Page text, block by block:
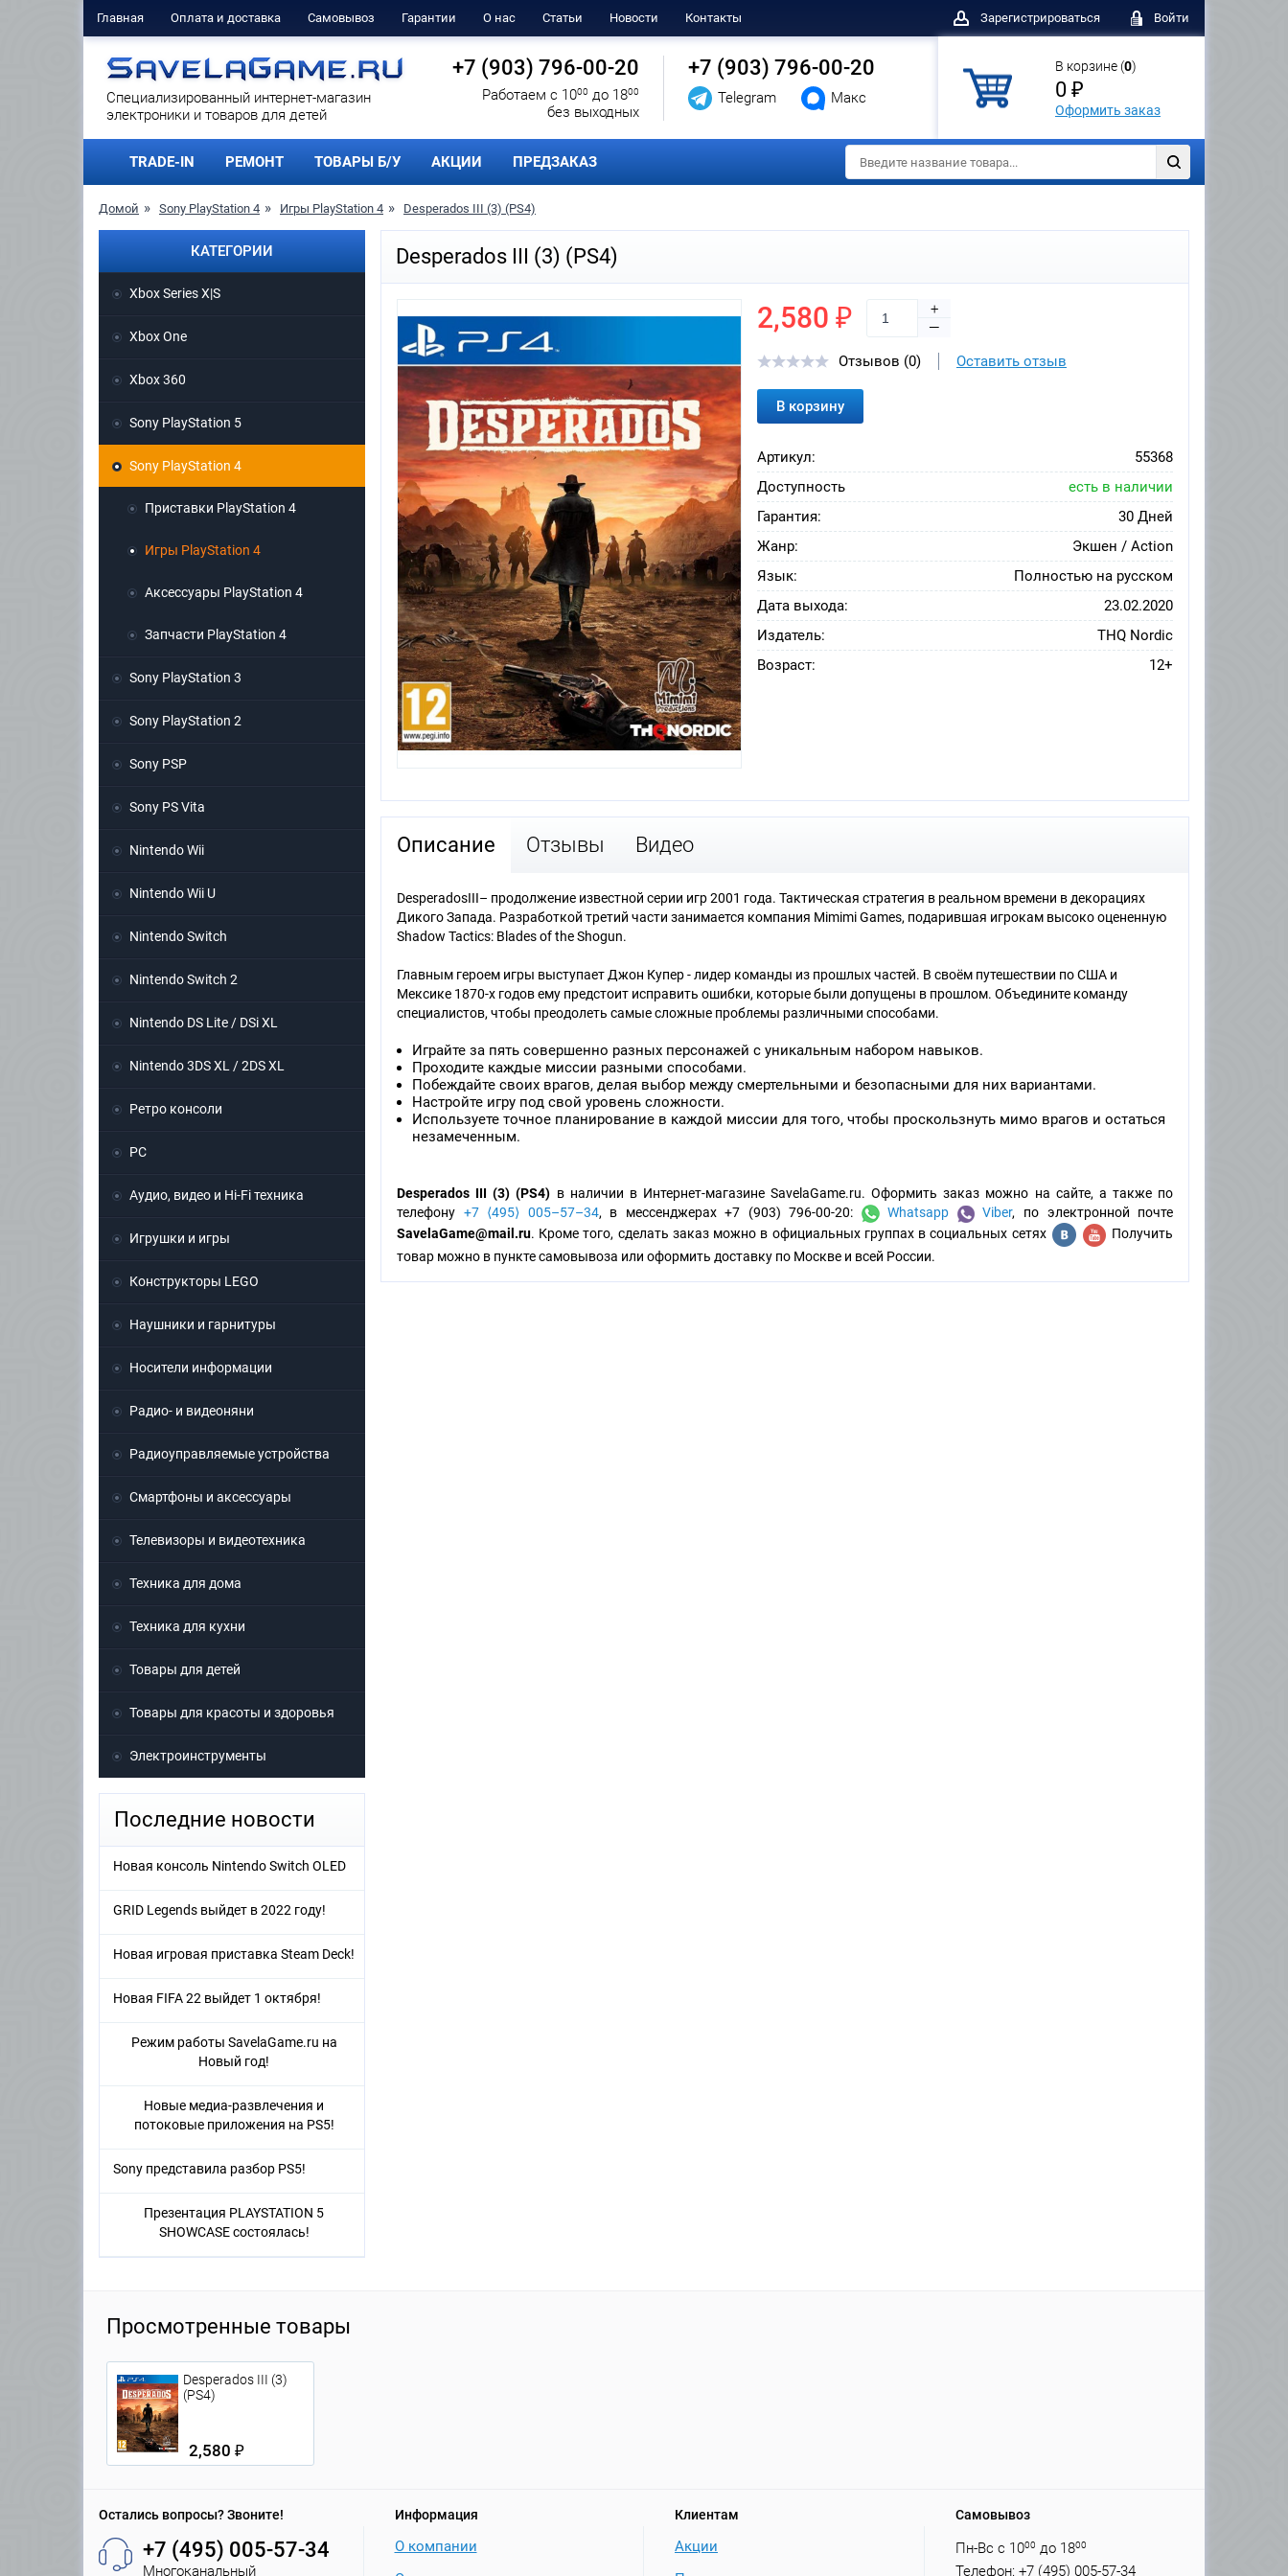
Главная Оплата и доставка Самовывоз Гарантии О нас Статьи Новости Контакты Зарегистрироваться Войти
Cпециализированный интернет-магазин
электроники и товаров для детей
+7 (903) 796-00-20
Работаем с 1000 до 1800
без выходных
+7 (903) 796-00-20
Telegram Макс
В корзине (0)
0 ₽
Оформить заказ
TRADE-IN РЕМОНТ ТОВАРЫ Б/У АКЦИИ ПРЕДЗАКАЗ
Домой Sony PlayStation 4 Игры PlayStation 4 Desperados III (3) (PS4)
Desperados III (3) (PS4)
2,580 ₽
+
—
Отзывов (0)
Оставить отзыв
В корзину
Артикул:
55368
Доступность
есть в наличии
Гарантия:
30 Дней
Жанр:
Экшен / Action
Язык:
Полностью на русском
Дата выхода:
23.02.2020
Издатель:
THQ Nordic
Возраст:
12+
Описание Отзывы Видео
DesperadosIII– продолжение известной серии игр 2001 года. Тактическая стратегия в реальном времени в декорациях
Дикого Запада. Разработкой третий части занимается компания Mimimi Games, подарившая игрокам высоко оцененную
Shadow Tactics: Blades of the Shogun.
Главным героем игры выступает Джон Купер - лидер команды из прошлых частей. В своём путешествии по США и
Мексике 1870-х годов ему предстоит исправить ошибки, которые были допущены в прошлом. Объедините команду
специалистов, чтобы преодолеть самые сложные проблемы различными способами.
Играйте за пять совершенно разных персонажей с уникальным набором навыков.
Проходите каждые миссии разными способами.
Побеждайте своих врагов, делая выбор между смертельными и безопасными для них вариантами.
Настройте игру под свой уровень сложности.
Используете точное планирование в каждой миссии для того, чтобы проскользнуть мимо врагов и остаться
незамеченным.
Desperados III (3) (PS4) в наличии в Интернет-магазине SavelaGame.ru. Оформить заказ можно на сайте, а также по
телефону +7 ⟨495⟩ 005–57–34, в мессенджерах +7 (903) 796-00-20: Whatsapp Viber, по электронной почте
SavelaGame@mail.ru. Кроме того, сделать заказ можно в официальных группах в социальных сетях
Получить
товар можно в пункте самовывоза или оформить доставку по Москве и всей России.
КАТЕГОРИИ
Xbox Series X|S
Xbox One
Xbox 360
Sony PlayStation 5
Sony PlayStation 4
Приставки PlayStation 4
Игры PlayStation 4
Аксессуары PlayStation 4
Запчасти PlayStation 4
Sony PlayStation 3
Sony PlayStation 2
Sony PSP
Sony PS Vita
Nintendo Wii
Nintendo Wii U
Nintendo Switch
Nintendo Switch 2
Nintendo DS Lite / DSi XL
Nintendo 3DS XL / 2DS XL
Ретро консоли
PC
Аудио, видео и Hi-Fi техника
Игрушки и игры
Конструкторы LEGO
Наушники и гарнитуры
Носители информации
Радио- и видеоняни
Радиоуправляемые устройства
Смартфоны и аксессуары
Телевизоры и видеотехника
Техника для дома
Техника для кухни
Товары для детей
Товары для красоты и здоровья
Электроинструменты
Последние новости
Новая консоль Nintendo Switch OLED
GRID Legends выйдет в 2022 году!
Новая игровая приставка Steam Deck!
Новая FIFA 22 выйдет 1 октября!
Режим работы SavelaGame.ru на
Новый год!
Новые медиа-развлечения и
потоковые приложения на PS5!
Sony представила разбор PS5!
Презентация PLAYSTATION 5
SHOWCASE состоялась!
Просмотренные товары
Desperados III (3)
(PS4)
2,580 ₽
Остались вопросы? Звоните!
+7 (495) 005-57-34
Многоканальный
Информация
О компании
Клиентам
Акции
Самовывоз
Пн-Вс с 1000 до 1800
Телефон: +7 (495) 005-57-34